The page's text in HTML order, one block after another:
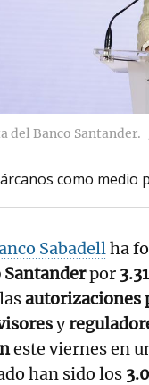
del Banco Santander.
como medio
Sabadellha
Santanderpor
autorizaciones
y
este viernes en
han sido los